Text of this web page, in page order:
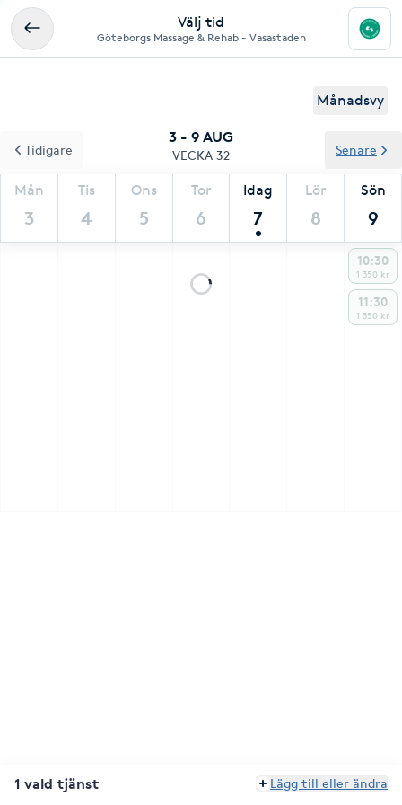
Välj tid
Göteborgs Massage & Rehab - Vasastaden
Månadsvy
3 - 9 AUG
VECKA 32
Mån
3
Tis
4
Ons
5
Tor
6
Idag
7
Lör
8
Sön
9
Tidigare Senare
10:30
1 350 kr
11:30
1 350 kr
1 vald tjänst Lägg till eller ändra